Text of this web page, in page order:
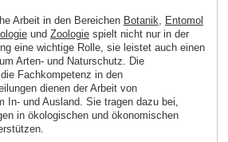
Arbeit in den Bereichen Botanik
Entomol
und Zoologiespielt nicht nur in der
eine wichtige Rolle, sie leistet auch einen
Arten- und Naturschutz. Die
Fachkompetenz in den
dienen der Arbeit von
In- und Ausland. Sie tragen dazu bei,
in ökologischen und ökonomischen